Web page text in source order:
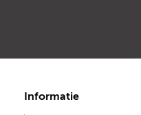
Informatie